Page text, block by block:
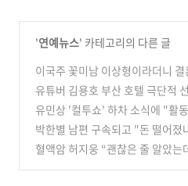
'연예뉴스' 카테고리의 다른 글
이국주 꽃미남 이상형이라더니
남자 정체 밝혀지자 화제
(0)
유튜버 김용호 부산 호텔 극단적
유서 공개 (+사건 정리) (0)
유민상 '컬투쇼' 하차 소식에 "활
년" 정찬우 복귀에 관심 집중
(0)
박한별 남편 구속되고 "돈 떨어
여드리겠다" 밝히며 복귀 선언하
혈액암 허지웅 “괜찮은 줄 알았는